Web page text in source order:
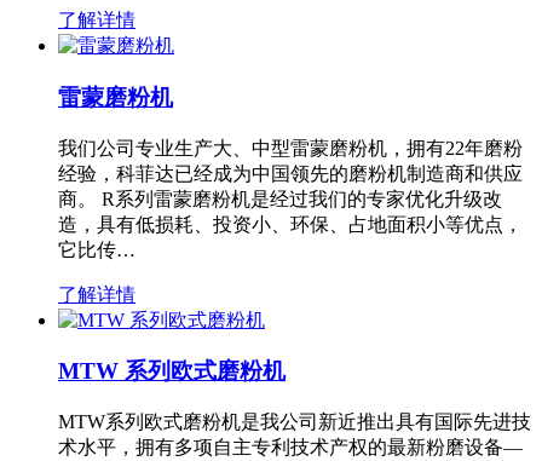
了解详情
雷蒙磨粉机
我们公司专业生产大、中型雷蒙磨粉机，拥有22年磨粉
经验，科菲达已经成为中国领先的磨粉机制造商和供应
商。 R系列雷蒙磨粉机是经过我们的专家优化升级改
造，具有低损耗、投资小、环保、占地面积小等优点，
它比传…
了解详情
MTW 系列欧式磨粉机
MTW系列欧式磨粉机是我公司新近推出具有国际先进技
术水平，拥有多项自主专利技术产权的最新粉磨设备—